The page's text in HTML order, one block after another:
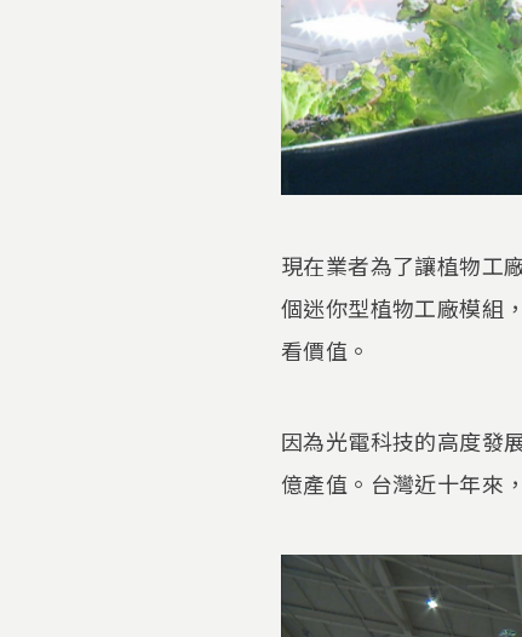
現在業者為了讓植物工
個迷你型植物工廠模組
看價值。
因為光電科技的高度發
億產值。台灣近十年來